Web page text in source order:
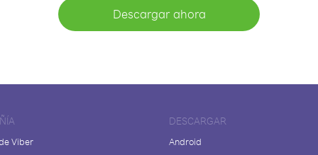
Descargar ahora
Viber
DESCARGAR
Android